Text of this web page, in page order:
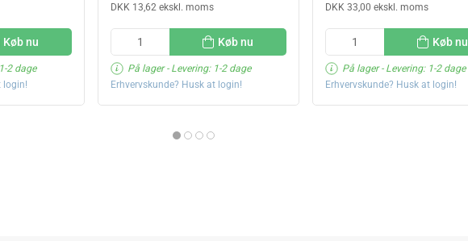
Køb nu
2 dage
login!
DKK 13,62 ekskl. moms
Køb nu
På lager- Levering: 1-2 dage
Erhvervskunde? Husk at login!
DKK 33,00 ekskl. moms
Køb nu
På lager- Levering: 1-2 dage
Erhvervskunde? Husk at login!